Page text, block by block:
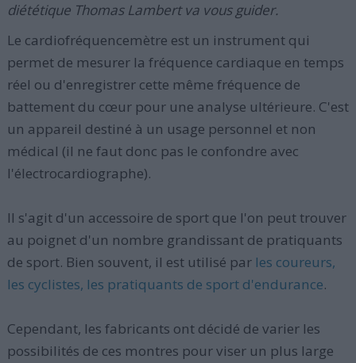
diététique Thomas Lambert va vous guider.
Le cardiofréquencemètre est un instrument qui
permet de mesurer la fréquence cardiaque en temps
réel ou d'enregistrer cette même fréquence de
battement du cœur pour une analyse ultérieure. C'est
un appareil destiné à un usage personnel et non
médical (il ne faut donc pas le confondre avec
l'électrocardiographe).
Il s'agit d'un accessoire de sport que l'on peut trouver
au poignet d'un nombre grandissant de pratiquants
de sport. Bien souvent, il est utilisé par les coureurs,
les cyclistes, les pratiquants de sport d'endurance.
Cependant, les fabricants ont décidé de varier les
possibilités de ces montres pour viser un plus large